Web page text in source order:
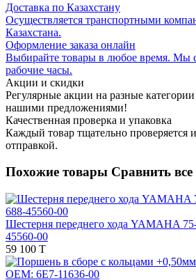
Доставка по Казахстану
Осуществляется транспортными
Казахстана.
Оформление заказа онлайн
Выбирайте товары в любое время. Мы
рабочие часы.
Акции и скидки
Регулярные акции на разные
нашими предложениями!
Качественная проверка и упаковка
Каждый товар тщательно проверяется
отправкой.
Похожие товары Сравнить все
Шестерня переднего хода YAMAHA
45560-00
59 100 T